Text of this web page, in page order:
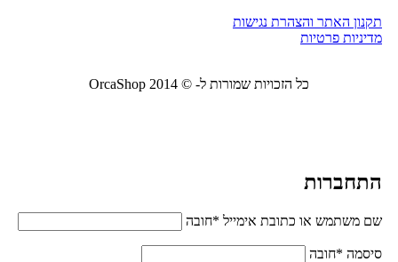
תקנון האתר והצהרת נגישות
מדיניות פרטיות
כל הזכויות שמורות ל- © 2014 OrcaShop
התחברות
שם משתמש או כתובת אימייל *חובה
סיסמה *חובה